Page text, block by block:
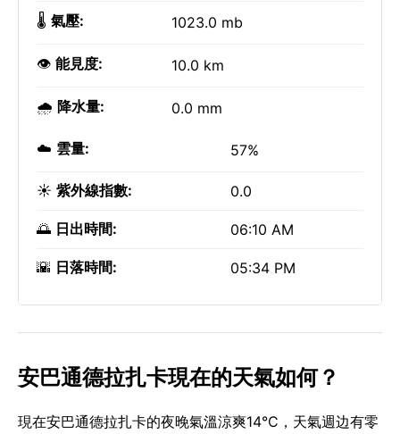
🌡️ 氣壓: 1023.0 mb
👁️ 能見度: 10.0 km
🌧️ 降水量: 0.0 mm
☁️ 雲量: 57%
☀️ 紫外線指數: 0.0
🌅 日出時間: 06:10 AM
🌇 日落時間: 05:34 PM
安巴通德拉扎卡現在的天氣如何？
現在安巴通德拉扎卡的夜晚氣溫涼爽14°C，天氣週边有零